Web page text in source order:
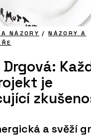
NÁZORY /NÁZORY A
je
a svěží